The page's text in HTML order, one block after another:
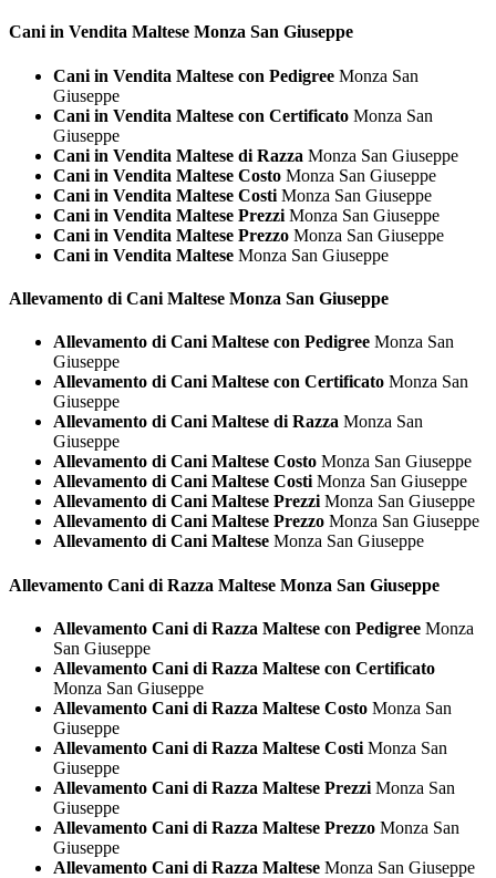
Cani in Vendita Maltese Monza San Giuseppe
Cani in Vendita Maltese con Pedigree Monza San
Giuseppe
Cani in Vendita Maltese con Certificato Monza San
Giuseppe
Cani in Vendita Maltese di Razza Monza San Giuseppe
Cani in Vendita Maltese Costo Monza San Giuseppe
Cani in Vendita Maltese Costi Monza San Giuseppe
Cani in Vendita Maltese Prezzi Monza San Giuseppe
Cani in Vendita Maltese Prezzo Monza San Giuseppe
Cani in Vendita Maltese Monza San Giuseppe
Allevamento di Cani Maltese Monza San Giuseppe
Allevamento di Cani Maltese con Pedigree Monza San
Giuseppe
Allevamento di Cani Maltese con Certificato Monza San
Giuseppe
Allevamento di Cani Maltese di Razza Monza San
Giuseppe
Allevamento di Cani Maltese Costo Monza San Giuseppe
Allevamento di Cani Maltese Costi Monza San Giuseppe
Allevamento di Cani Maltese Prezzi Monza San Giuseppe
Allevamento di Cani Maltese Prezzo Monza San Giuseppe
Allevamento di Cani Maltese Monza San Giuseppe
Allevamento Cani di Razza Maltese Monza San Giuseppe
Allevamento Cani di Razza Maltese con Pedigree Monza
San Giuseppe
Allevamento Cani di Razza Maltese con Certificato
Monza San Giuseppe
Allevamento Cani di Razza Maltese Costo Monza San
Giuseppe
Allevamento Cani di Razza Maltese Costi Monza San
Giuseppe
Allevamento Cani di Razza Maltese Prezzi Monza San
Giuseppe
Allevamento Cani di Razza Maltese Prezzo Monza San
Giuseppe
Allevamento Cani di Razza Maltese Monza San Giuseppe